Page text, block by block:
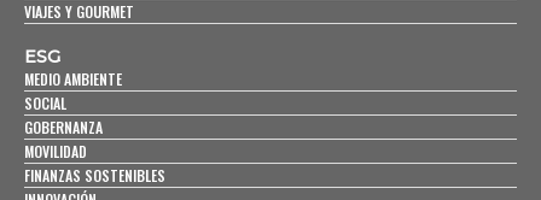
VIAJES Y GOURMET
ESG
MEDIO AMBIENTE
SOCIAL
GOBERNANZA
MOVILIDAD
FINANZAS SOSTENIBLES